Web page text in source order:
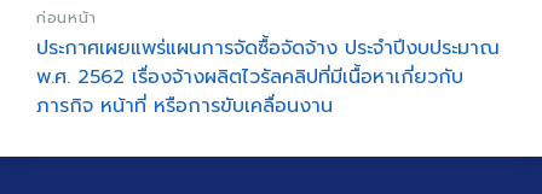
ก่อนหน้า
ประกาศเผยแพร่แผนการจัดซื้อจัดจ้าง ประจำปีงบประมาณ
พ.ศ. 2562 เรื่องจ้างผลิตไวรัลคลิปที่มีเนื้อหาเกี่ยวกับ
ภารกิจ หน้าที่ หรือการขับเคลื่อนงาน